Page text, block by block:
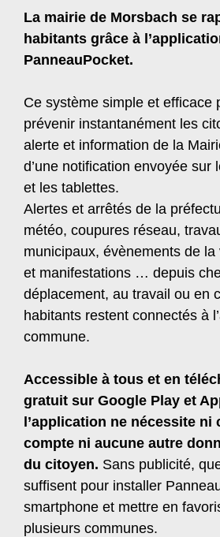
La mairie de Morsbach se
habitants grâce à
PanneauPocket.
Ce système simple et efficace
prévenir instantanément les
alerte et information de la
d’une notification envoyée sur
et les tablettes.
Alertes et arrêtés de la
météo, coupures réseau,
municipaux, évènements de
et manifestations … depuis
déplacement, au travail ou en
habitants restent connectés à
commune.
Accessible à tous et en
gratuit sur Google Play et
l’application ne nécessite ni
compte ni aucune autre
du citoyen. Sans publicité,
suffisent pour installer
smartphone et mettre en
plusieurs communes.